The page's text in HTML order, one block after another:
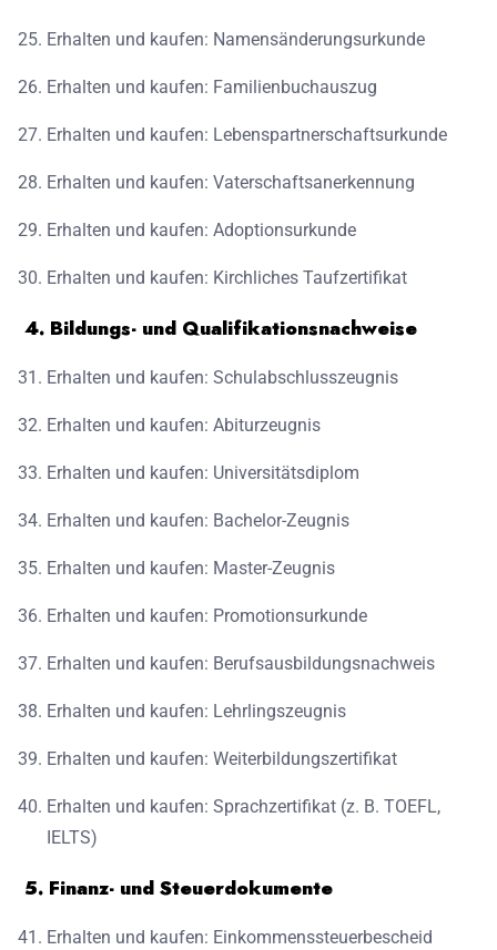
Erhalten und kaufen: Namensänderungsurkunde
Erhalten und kaufen: Familienbuchauszug
Erhalten und kaufen: Lebenspartnerschaftsurkunde
Erhalten und kaufen: Vaterschaftsanerkennung
Erhalten und kaufen: Adoptionsurkunde
Erhalten und kaufen: Kirchliches Taufzertifikat
4. Bildungs- und Qualifikationsnachweise
Erhalten und kaufen: Schulabschlusszeugnis
Erhalten und kaufen: Abiturzeugnis
Erhalten und kaufen: Universitätsdiplom
Erhalten und kaufen: Bachelor-Zeugnis
Erhalten und kaufen: Master-Zeugnis
Erhalten und kaufen: Promotionsurkunde
Erhalten und kaufen: Berufsausbildungsnachweis
Erhalten und kaufen: Lehrlingszeugnis
Erhalten und kaufen: Weiterbildungszertifikat
Erhalten und kaufen: Sprachzertifikat (z. B. TOEFL,
IELTS)
5. Finanz- und Steuerdokumente
Erhalten und kaufen: Einkommenssteuerbescheid